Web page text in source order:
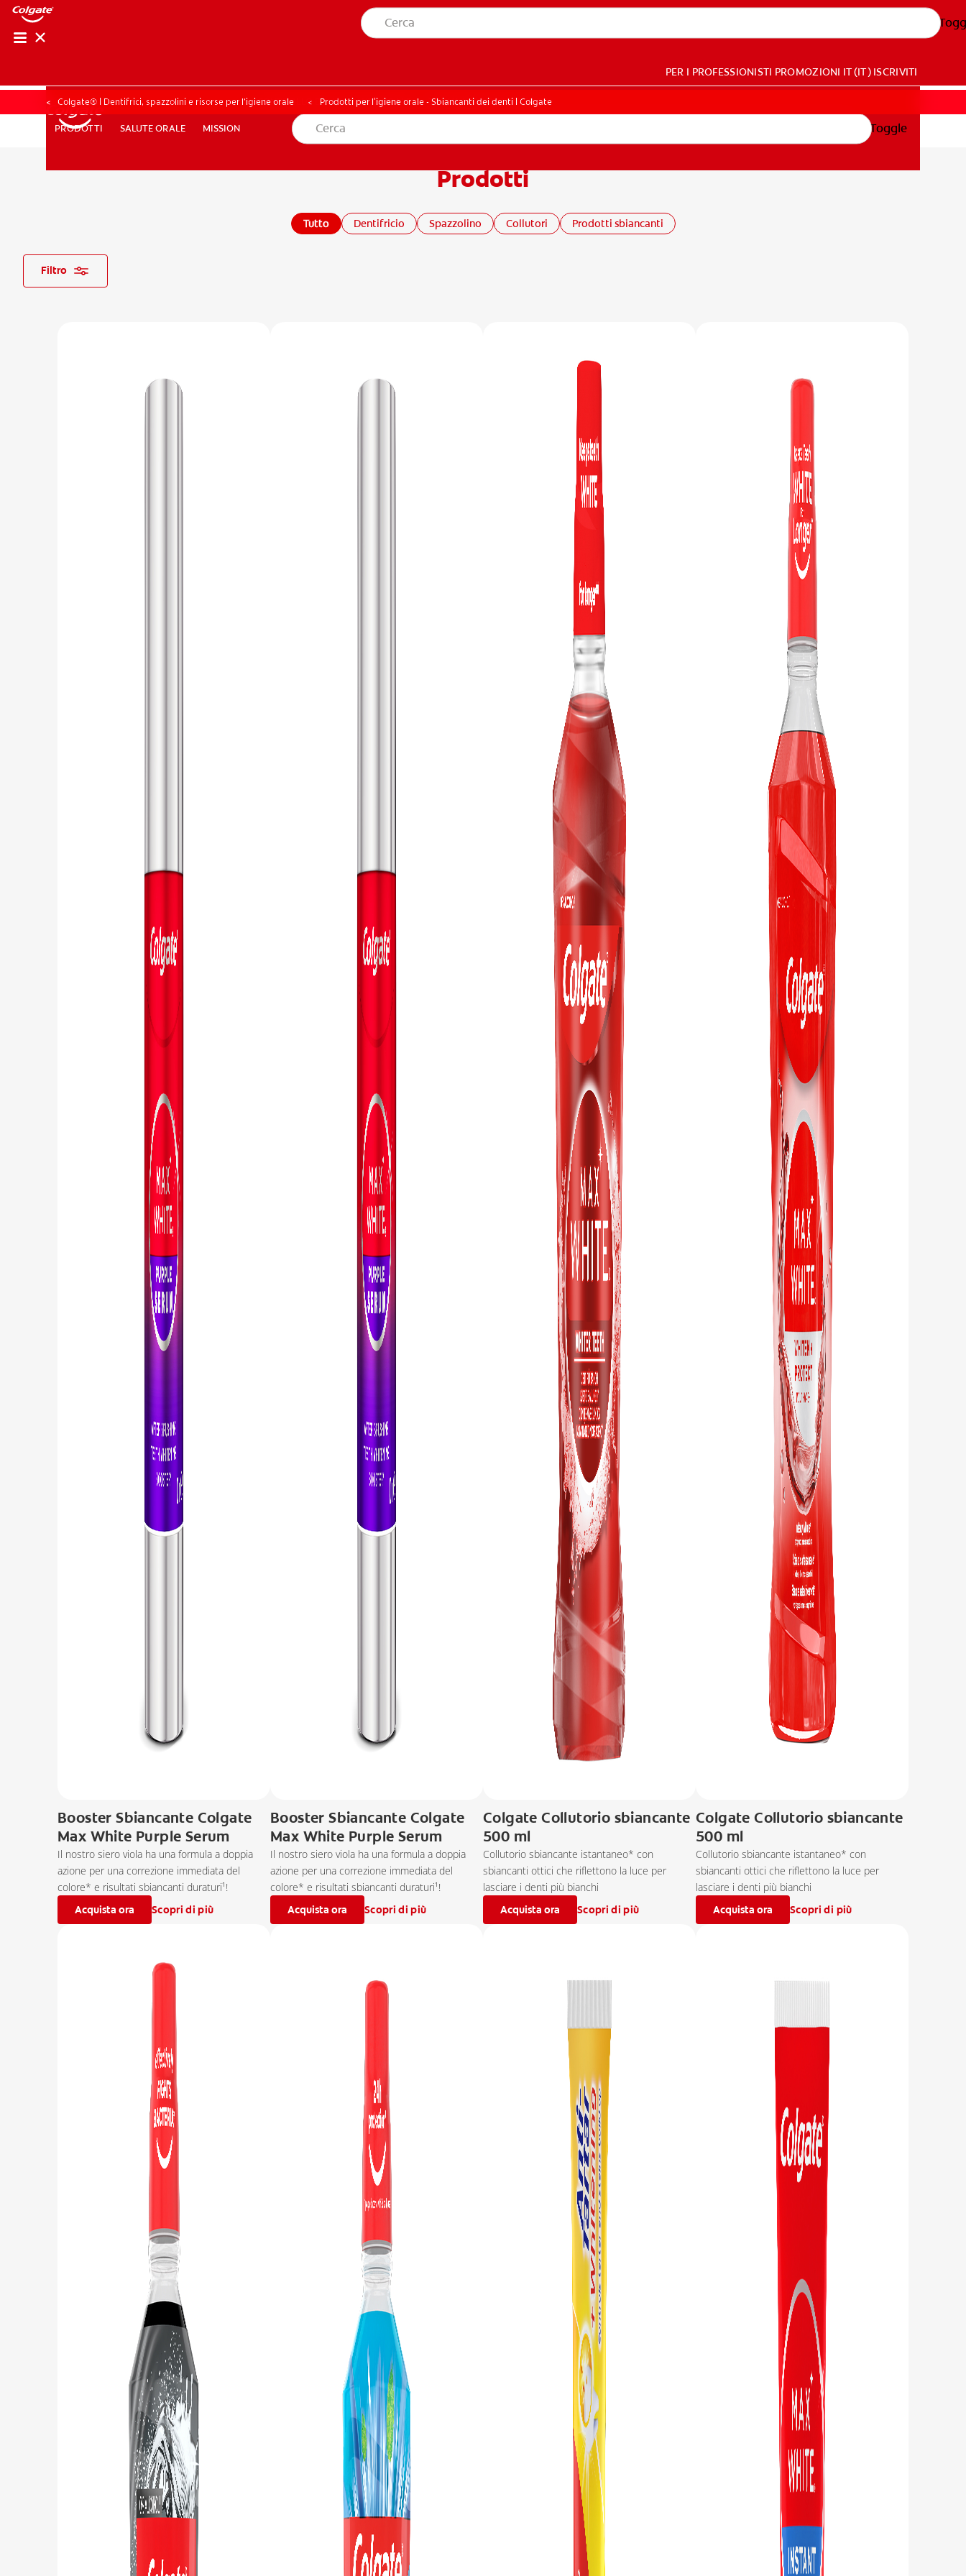
PRODOTTI SALUTE ORALE MISSION
ISCRIVITI
PER I PROFESSIONISTI PROMOZIONI IT (IT) ISCRIVITI
PRODOTTI SALUTE ORALE MISSION
CONTROLLO DELLA SALUTE ORALE TROVA I PRODOTTI PER TE
Toggle
Colgate® | Dentifrici, spazzolini e risorse per l’igiene orale Prodotti per l'igiene orale - Sbiancanti dei denti | Colgate
Prodotti
Tutto Dentifricio Spazzolino Collutori Prodotti sbiancanti
Filtro
Booster Sbiancante Colgate
Max White Purple Serum
Il nostro siero viola ha una formula a doppia
azione per una correzione immediata del
colore* e risultati sbiancanti duraturi¹!
Acquista ora Scopri di più
Booster Sbiancante Colgate
Max White Purple Serum
Il nostro siero viola ha una formula a doppia
azione per una correzione immediata del
colore* e risultati sbiancanti duraturi¹!
Acquista ora Scopri di più
Colgate Collutorio sbiancante
500 ml
Collutorio sbiancante istantaneo* con
sbiancanti ottici che riflettono la luce per
lasciare i denti più bianchi
Acquista ora Scopri di più
Colgate Collutorio sbiancante
500 ml
Collutorio sbiancante istantaneo* con
sbiancanti ottici che riflettono la luce per
lasciare i denti più bianchi
Acquista ora Scopri di più